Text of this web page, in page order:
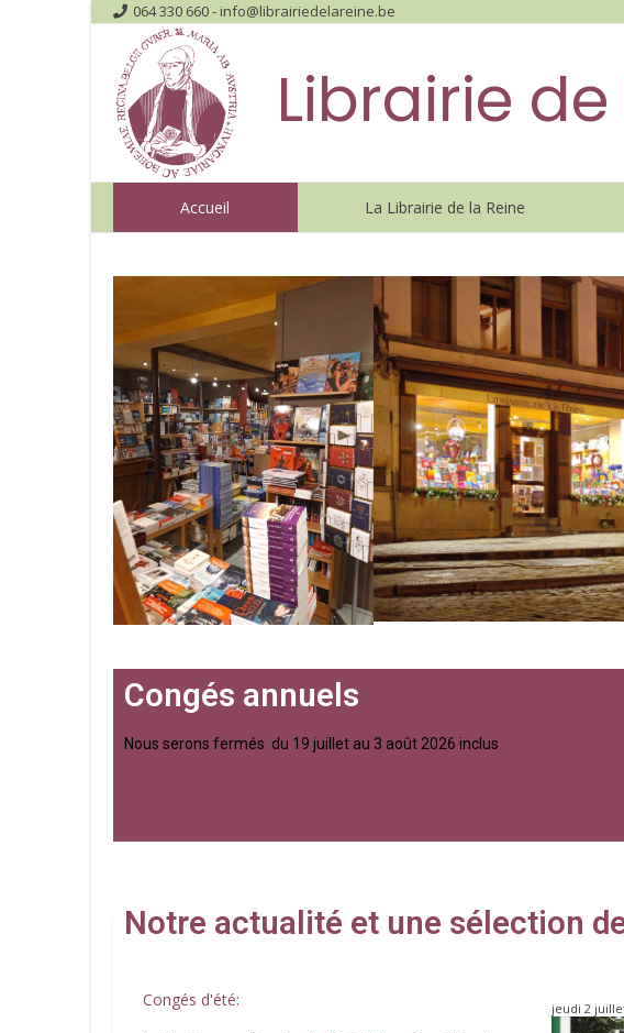
064 330 660 - info@librairiedelareine.be
Librairie
Accueil La Librairie de la Reine
Congés annuels
Nous serons fermés du 19 juillet au 3 août 2026 inclus
Notre actualité et une sélection
Congés d'été:
jeudi 2